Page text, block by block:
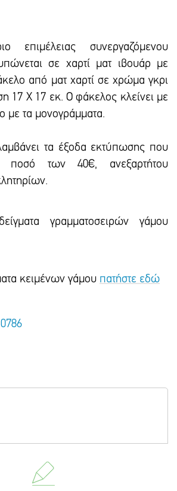
επιμέλειας συνεργαζόμενου
σε χαρτί ματ ιβουάρ με
από ματ χαρτί σε χρώμα γκρι
17 Χ 17 εκ. Ο φάκελος κλείνει με
με τα μονογράμματα.
τα έξοδα εκτύπωσης που
ποσό των 40€, ανεξαρτήτου
γραμματοσειρών γάμου
κειμένων γάμου πατήστε εδώ